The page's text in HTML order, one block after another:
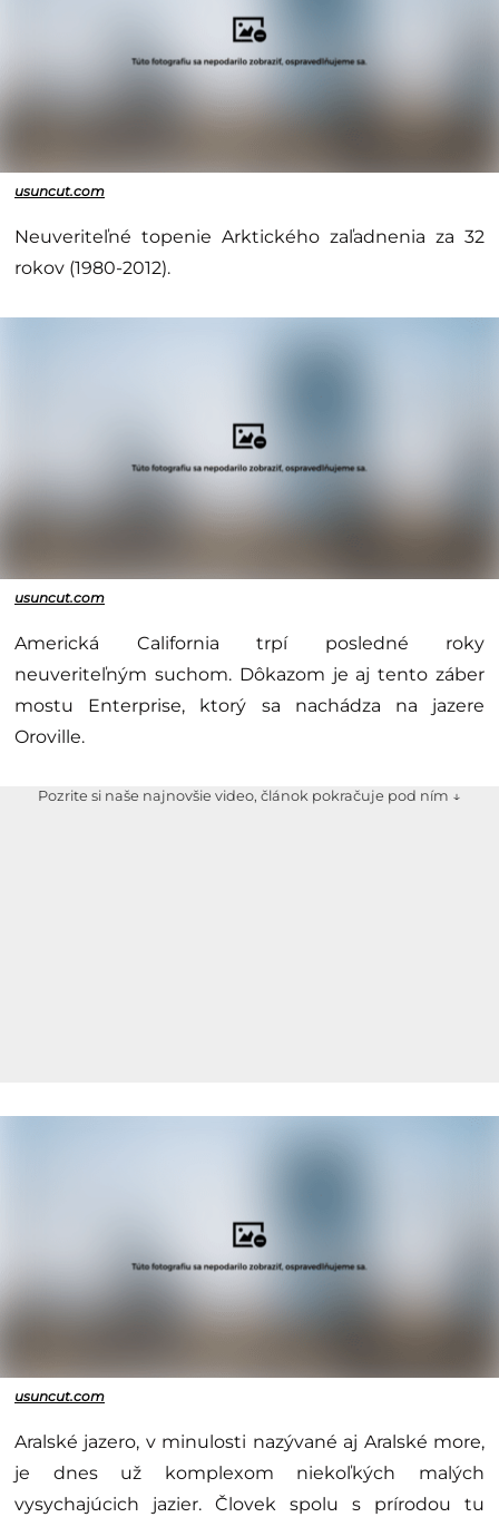
usuncut.com
Neuveriteľné topenie Arktického zaľadnenia za 32
rokov (1980-2012).
usuncut.com
Americká California trpí posledné roky
neuveriteľným suchom. Dôkazom je aj tento záber
mostu Enterprise, ktorý sa nachádza na jazere
Oroville.
Pozrite si naše najnovšie video, článok pokračuje pod ním ↓
usuncut.com
Aralské jazero, v minulosti nazývané aj Aralské more,
je dnes už komplexom niekoľkých malých
vysychajúcich jazier. Človek spolu s prírodou tu